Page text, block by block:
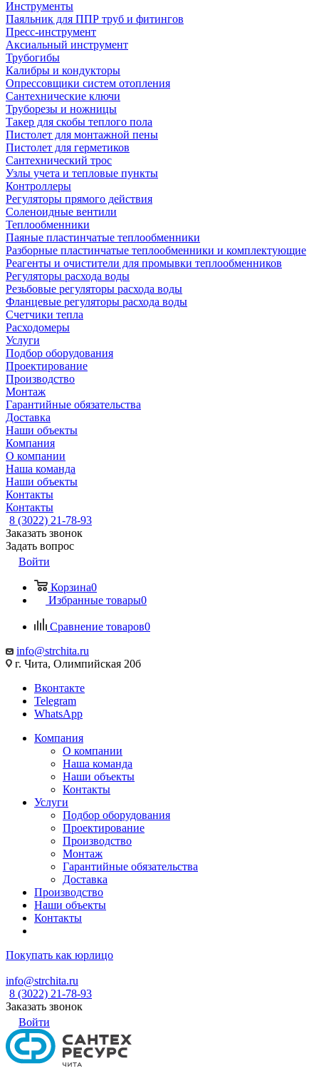
Инструменты
Паяльник для ППР труб и фитингов
Пресс-инструмент
Аксиальный инструмент
Трубогибы
Калибры и кондукторы
Опрессовщики систем отопления
Сантехнические ключи
Труборезы и ножницы
Такер для скобы теплого пола
Пистолет для монтажной пены
Пистолет для герметиков
Сантехнический трос
Узлы учета и тепловые пункты
Контроллеры
Регуляторы прямого действия
Соленоидные вентили
Теплообменники
Паяные пластинчатые теплообменники
Разборные пластинчатые теплообменники и комплектующие
Реагенты и очистители для промывки теплообменников
Регуляторы расхода воды
Резьбовые регуляторы расхода воды
Фланцевые регуляторы расхода воды
Счетчики тепла
Расходомеры
Услуги
Подбор оборудования
Проектирование
Производство
Монтаж
Гарантийные обязательства
Доставка
Наши объекты
Компания
О компании
Наша команда
Наши объекты
Контакты
Контакты
8 (3022) 21-78-93
Заказать звонок
Задать вопрос
Войти
Корзина0
Избранные товары0
Сравнение товаров0
info@strchita.ru
г. Чита, Олимпийская 20б
Вконтакте
Telegram
WhatsApp
Компания
О компании
Наша команда
Наши объекты
Контакты
Услуги
Подбор оборудования
Проектирование
Производство
Монтаж
Гарантийные обязательства
Доставка
Производство
Наши объекты
Контакты
Покупать как юрлицо
info@strchita.ru
8 (3022) 21-78-93
Заказать звонок
Войти